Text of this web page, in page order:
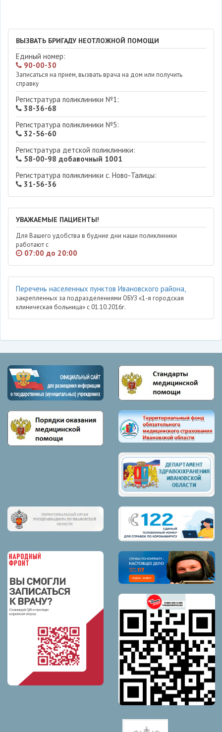
ВЫЗВАТЬ БРИГАДУ НЕОТЛОЖНОЙ ПОМОЩИ
Единый номер:
90-00-30
Записаться на прием, вызвать врача на дом или получить
справку
Регистратура поликлиники №1:
38-36-68
Регистратура поликлиники №5:
32-56-60
Регистратура детской поликлиники:
58-00-98 добавочный 1001
Регистратура поликлиники с. Ново-Талицы:
31-56-36
УВАЖАЕМЫЕ ПАЦИЕНТЫ!
Для Вашего удобства в будние дни наши поликлиники
работают с
07:00 до 20:00
Перечень населенных пунктов Ивановского района,
закрепленных за подразделениями ОБУЗ «1-я городская
клиническая больница» с 01.10.2016г.